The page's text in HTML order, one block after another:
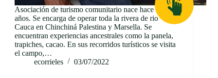
Asociación de turismo comunitario nace hace 3
años. Se encarga de operar toda la rivera de rio
Cauca en Chinchiná Palestina y Marsella. Se
encuentran experiencias ancestrales como la panela,
trapiches, cacao. En sus recorridos turísticos se visita
el campo,…
ecorrieles
03/07/2022